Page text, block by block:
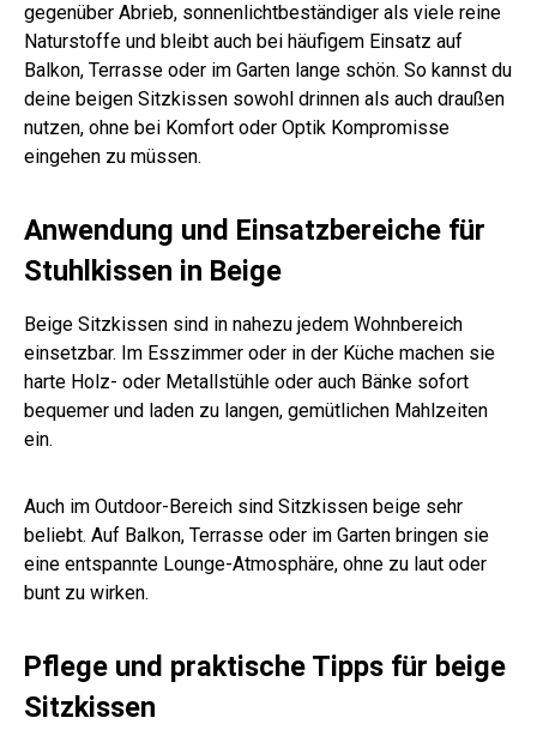
gegenüber Abrieb, sonnenlichtbeständiger als viele reine
Naturstoffe und bleibt auch bei häufigem Einsatz auf
Balkon, Terrasse oder im Garten lange schön. So kannst du
deine beigen Sitzkissen sowohl drinnen als auch draußen
nutzen, ohne bei Komfort oder Optik Kompromisse
eingehen zu müssen.
Anwendung und Einsatzbereiche für
Stuhlkissen in Beige
Beige Sitzkissen sind in nahezu jedem Wohnbereich
einsetzbar. Im Esszimmer oder in der Küche machen sie
harte Holz- oder Metallstühle oder auch Bänke sofort
bequemer und laden zu langen, gemütlichen Mahlzeiten
ein.
Auch im Outdoor-Bereich sind Sitzkissen beige sehr
beliebt. Auf Balkon, Terrasse oder im Garten bringen sie
eine entspannte Lounge-Atmosphäre, ohne zu laut oder
bunt zu wirken.
Pflege und praktische Tipps für beige
Sitzkissen